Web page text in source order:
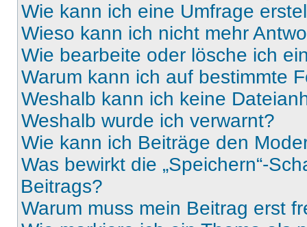
Wie kann ich eine Umfrage
Wieso kann ich nicht mehr
Wie bearbeite oder lösche ich
Warum kann ich auf bestimmte
Weshalb kann ich keine
Weshalb wurde ich verwarnt?
Wie kann ich Beiträge den
Was bewirkt die „Speichern“-
Beitrags?
Warum muss mein Beitrag erst